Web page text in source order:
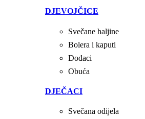
DJEVOJČICE
Svečane haljine
Bolera i kaputi
Dodaci
Obuća
DJEČACI
Svečana odijela